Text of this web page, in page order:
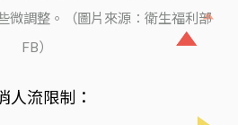
微調整。（圖片來源：衛生福利部
FB）
人流限制：